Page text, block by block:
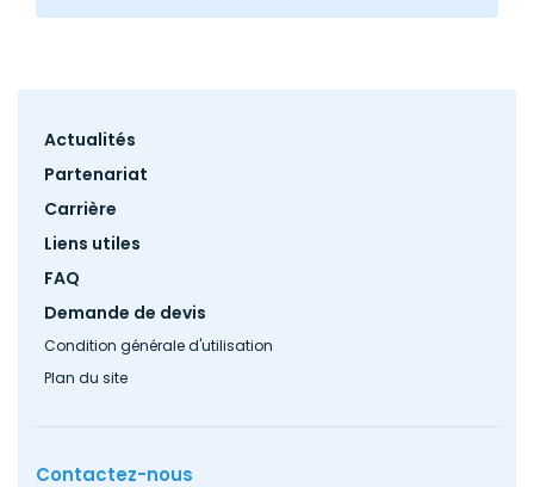
Footer
Actualités
Partenariat
Carrière
Liens utiles
FAQ
Demande de devis
Condition générale d'utilisation
Plan du site
Contactez-nous